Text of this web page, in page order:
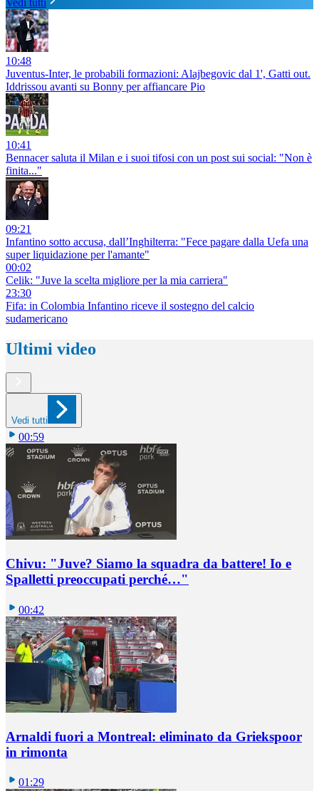
10:48
Juventus-Inter, le probabili formazioni: Alajbegovic dal 1', Gatti out.
Iddrissou avanti su Bonny per affiancare Pio
10:41
Bennacer saluta il Milan e i suoi tifosi con un post sui social: "Non è
finita..."
09:21
Infantino sotto accusa, dall’Inghilterra: "Fece pagare dalla Uefa una
super liquidazione per l'amante"
00:02
Celik: "Juve la scelta migliore per la mia carriera"
23:30
Fifa: in Colombia Infantino riceve il sostegno del calcio
sudamericano
Ultimi video
Vedi tutti
00:59
Chivu: "Juve? Siamo la squadra da battere! Io e
Spalletti preoccupati perché…"
00:42
Arnaldi fuori a Montreal: eliminato da Griekspoor
in rimonta
01:29